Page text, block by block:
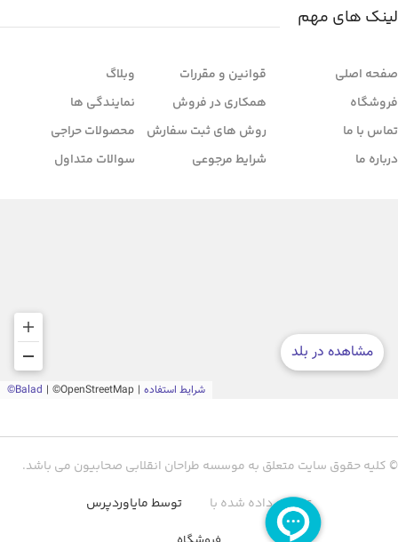
لینک های مهم
صفحه اصلی
فروشگاه
تماس با ما
درباره ما
قوانین و مقررات
همکاری در فروش
روش های ثبت سفارش
شرایط مرجوعی
وبلاگ
نمایندگی ها
محصولات حراجی
سوالات متداول
© کلیه حقوق سایت متعلق به موسسه طراحان انقلابی صحابیون می باشد.
توسعه داده شده با
توسط مایاوردپرس